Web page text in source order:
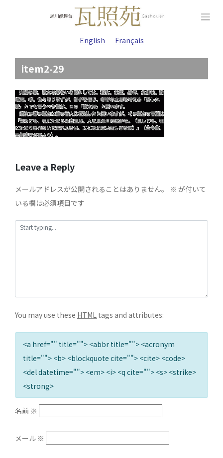
English Français
item2-29
Leave a Reply
メールアドレスが公開されることはありません。 ※ が付いて
いる欄は必須項目です
You may use these HTML tags and attributes:
<a href="" title=""> <abbr title=""> <acronym
title=""> <b> <blockquote cite=""> <cite> <code>
<del datetime=""> <em> <i> <q cite=""> <s> <strike>
<strong>
名前 ※
メール ※